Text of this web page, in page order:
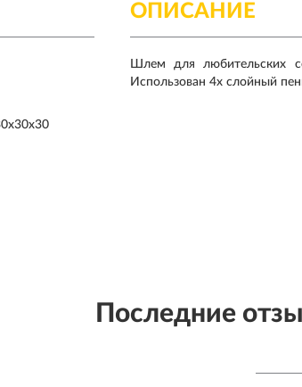
ОПИСАНИЕ
Шлем для любительских
Использован 4х слойный
Последние